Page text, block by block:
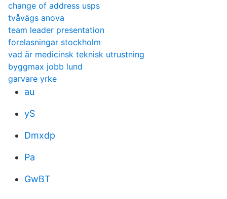
change of address usps
tvåvägs anova
team leader presentation
forelasningar stockholm
vad är medicinsk teknisk utrustning
byggmax jobb lund
garvare yrke
au
yS
Dmxdp
Pa
GwBT